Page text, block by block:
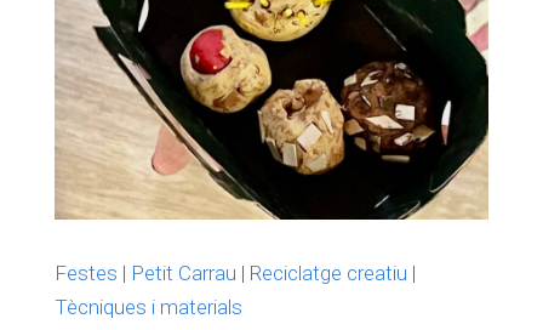
Festes | Petit Carrau | Reciclatge creatiu |
Tècniques i materials